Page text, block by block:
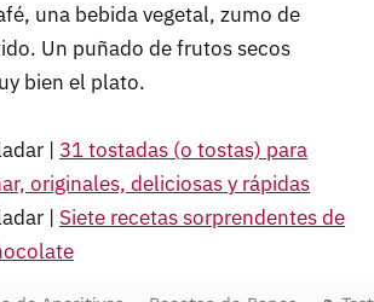
una bebida vegetal, zumo de
Un puñado de frutos secos
bien el plato.
| 31 tostadas (o tostas) para
originales, deliciosas y rápidas
| Siete recetas sorprendentes de